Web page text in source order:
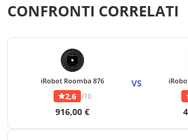
CONFRONTI CORRELATI
iRobot Roomba 876
2,6 /10
916,00 €
VS